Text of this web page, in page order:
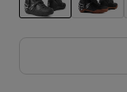
Accesorios